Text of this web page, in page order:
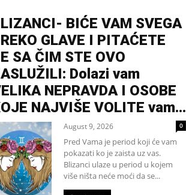
BIĆE VAM SVEGA
GLAVE I PITAĆETE
SA ČIM STE OVO
Dolazi vam
NEPRAVDA I OSOBE
NAJVIŠE VOLITE vam...
August 9, 2026 0
Pred Vama je period koji će vam
pokazati ko je zaista uz vas.
Blizanci ulaze u period u kojem
više ništa neće moći da se...